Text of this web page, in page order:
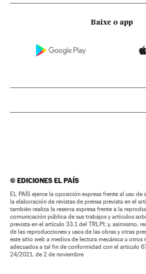
Baixe o app
©EDICIONES EL PAÍS
EL PAÍS ejerce la oposición expresa frente al uso de
la elaboración de revistas de prensa prevista en el
también realiza la reserva expresa frente a la
comunicación pública de sus trabajos y artículos
prevista en el artículo 33.1 del TRLPI; y, asimismo,
de las reproducciones y usos de las obras y otras
este sitio web a medios de lectura mecánica u otros
adecuados a tal fin de conformidad con el artículo
24/2021, de 2 de noviembre